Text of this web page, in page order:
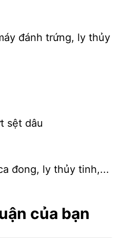
đánh trứng, ly thủy
sệt dâu
đong, ly thủy tinh,...
của bạn